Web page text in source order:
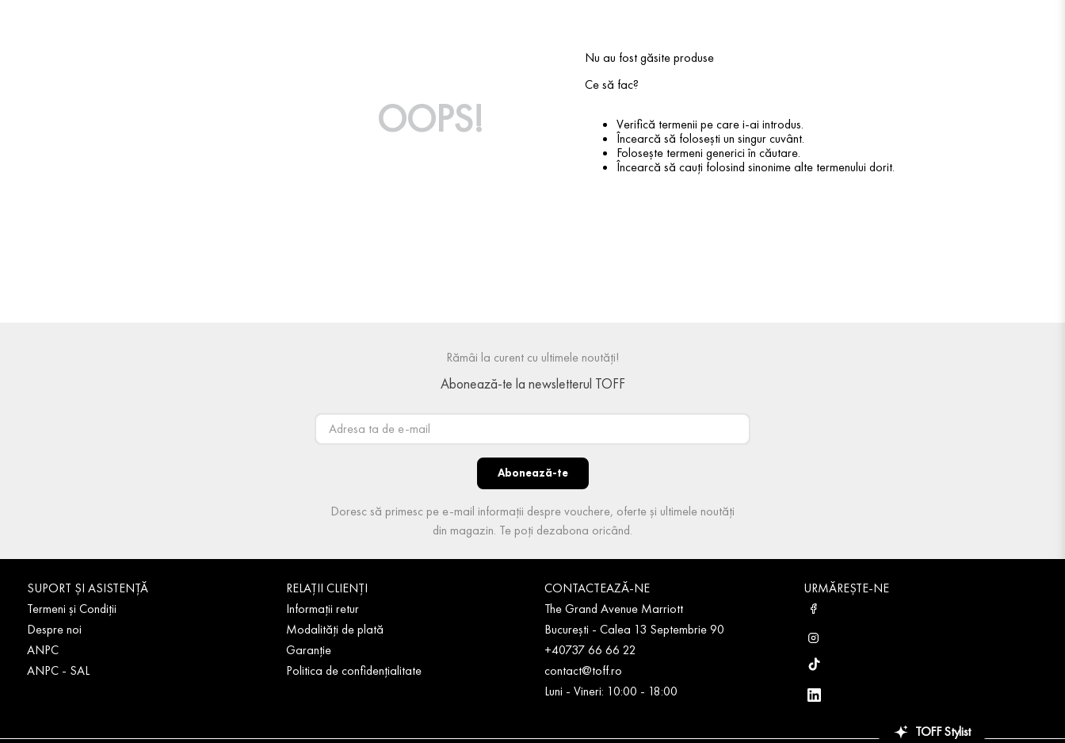
OOPS!
Nu au fost găsite produse
Ce să fac?
Verifică termenii pe care i-ai introdus.
Încearcă să folosești un singur cuvânt.
Folosește termeni generici în căutare.
Încearcă să cauți folosind sinonime alte termenului dorit.
Rămâi la curent cu ultimele noutăți!
Abonează-te la newsletterul TOFF
Abonează-te
Doresc să primesc pe e-mail informații despre vouchere, oferte și ultimele noutăți
din magazin. Te poți dezabona oricând.
SUPORT ȘI ASISTENȚĂ
Termeni și Condiții
Despre noi
ANPC
ANPC - SAL
RELAȚII CLIENȚI
Informații retur
Modalități de plată
Garanție
Politica de confidențialitate
CONTACTEAZĂ-NE
The Grand Avenue Marriott
București - Calea 13 Septembrie 90
+40737 66 66 22
contact@toff.ro
Luni - Vineri: 10:00 - 18:00
URMĂREȘTE-NE
TOFF Stylist